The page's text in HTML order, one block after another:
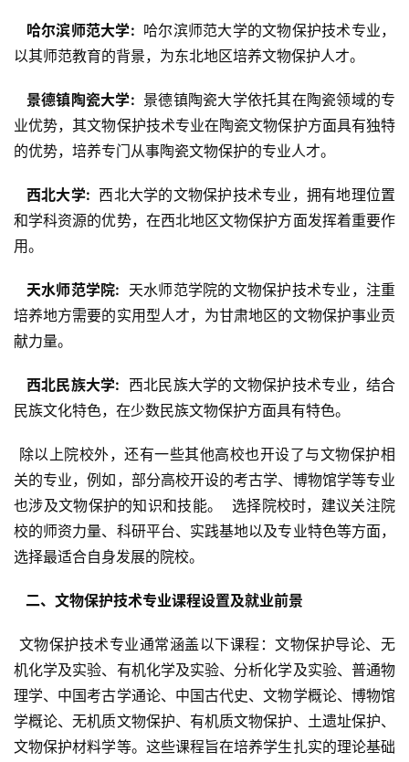
  哈尔滨师范大学:
哈尔滨师范大学的文物保护技术专业，
以其师范教育的背景，为东北地区培养文物保护人才。
  景德镇陶瓷大学:
景德镇陶瓷大学依托其在陶瓷领域的专
业优势，其文物保护技术专业在陶瓷文物保护方面具有独特
的优势，培养专门从事陶瓷文物保护的专业人才。
  西北大学:
西北大学的文物保护技术专业，拥有地理位置
和学科资源的优势，在西北地区文物保护方面发挥着重要作
用。
  天水师范学院:
天水师范学院的文物保护技术专业，注重
培养地方需要的实用型人才，为甘肃地区的文物保护事业贡
献力量。
  西北民族大学:
西北民族大学的文物保护技术专业，结合
民族文化特色，在少数民族文物保护方面具有特色。
关的专业，例如，部分高校开设的考古学、博物馆学等专业
也涉及文物保护的知识和技能。  选择院校时，建议关注院
校的师资力量、科研平台、实践基地以及专业特色等方面，
选择最适合自身发展的院校。
  二、文物保护技术专业课程设置及就业前景
机化学及实验、有机化学及实验、分析化学及实验、普通物
理学、中国考古学通论、中国古代史、文物学概论、博物馆
学概论、无机质文物保护、有机质文物保护、土遗址保护、
文物保护材料学等。这些课程旨在培养学生扎实的理论基础